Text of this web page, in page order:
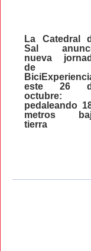
La Catedral
Sal
nueva
de
este 26
octubre:
pedaleando
metros
tierra